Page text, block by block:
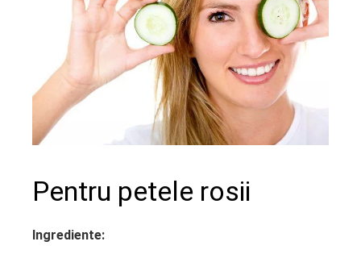
Pentru petele rosii
Ingrediente: